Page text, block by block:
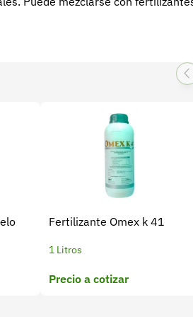
Fertilizante Omex k 41
1 Litros
Precio a cotizar